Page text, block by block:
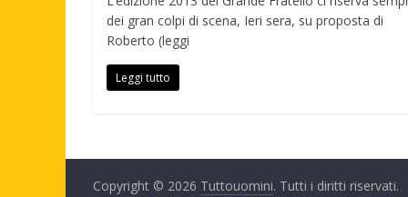
dei gran colpi di scena, Ieri sera, su proposta di
Roberto (leggi
Leggi tutto
Copyright © 2026 Tuttouomini. Tutti i diritti riservati.